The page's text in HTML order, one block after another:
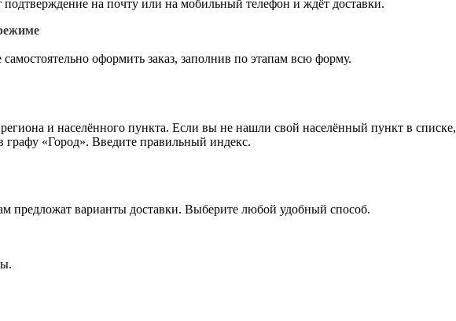
подтверждение на почту или на мобильный телефон и ждёт доставки.
оформить заказ, заполнив по этапам всю форму.
и населённого пункта. Если вы не нашли свой населённый пункт в
графу «Город». Введите правильный индекс.
предложат варианты доставки. Выберите любой удобный способ.